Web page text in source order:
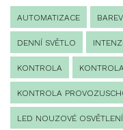
AUTOMATIZACE
DENNÍ SVĚTLO
KONTROLA
KONTROLA
LED NOUZOVÉ OSVĚTLENÍ